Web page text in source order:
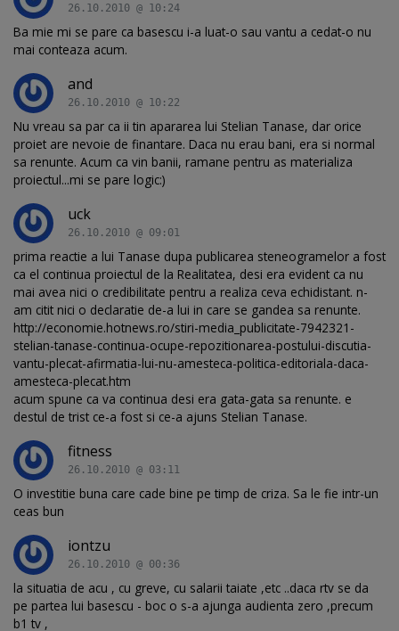
26.10.2010 @ 10:24
Ba mie mi se pare ca basescu i-a luat-o sau vantu a cedat-o nu
mai conteaza acum.
and
26.10.2010 @ 10:22
Nu vreau sa par ca ii tin apararea lui Stelian Tanase, dar orice
proiet are nevoie de finantare. Daca nu erau bani, era si normal
sa renunte. Acum ca vin banii, ramane pentru as materializa
proiectul...mi se pare logic:)
uck
26.10.2010 @ 09:01
prima reactie a lui Tanase dupa publicarea steneogramelor a fost
ca el continua proiectul de la Realitatea, desi era evident ca nu
mai avea nici o credibilitate pentru a realiza ceva echidistant. n-
am citit nici o declaratie de-a lui in care se gandea sa renunte.
http://economie.hotnews.ro/stiri-media_publicitate-7942321-
stelian-tanase-continua-ocupe-repozitionarea-postului-discutia-
vantu-plecat-afirmatia-lui-nu-amesteca-politica-editoriala-daca-
amesteca-plecat.htm
acum spune ca va continua desi era gata-gata sa renunte. e
destul de trist ce-a fost si ce-a ajuns Stelian Tanase.
fitness
26.10.2010 @ 03:11
O investitie buna care cade bine pe timp de criza. Sa le fie intr-un
ceas bun
iontzu
26.10.2010 @ 00:36
la situatia de acu , cu greve, cu salarii taiate ,etc ..daca rtv se da
pe partea lui basescu - boc o s-a ajunga audienta zero ,precum
b1 tv ,